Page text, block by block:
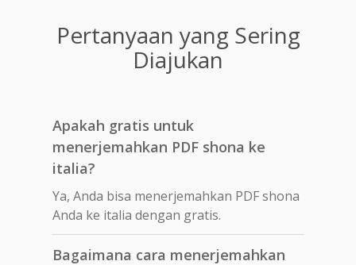
Pertanyaan yang Sering
Diajukan
Apakah gratis untuk
menerjemahkan PDF shona ke
italia?
Ya, Anda bisa menerjemahkan PDF shona
Anda ke italia dengan gratis.
Bagaimana cara menerjemahkan